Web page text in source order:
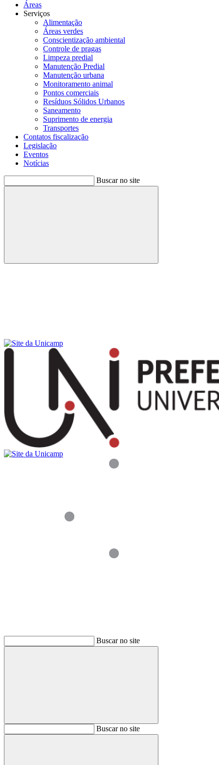
Áreas
Serviços
Alimentação
Áreas verdes
Conscientização ambiental
Controle de pragas
Limpeza predial
Manutenção Predial
Manutenção urbana
Monitoramento animal
Pontos comerciais
Resíduos Sólidos Urbanos
Saneamento
Suprimento de energia
Transportes
Contatos fiscalização
Legislação
Eventos
Notícias
Buscar no site
Buscar
Buscar no site
BuscarBuscar no site